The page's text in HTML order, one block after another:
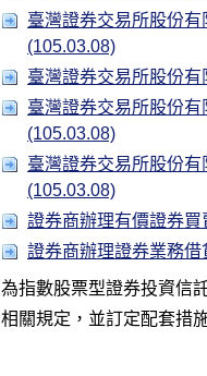
臺灣證券交易所股份
(105.03.08)
臺灣證券交易所股份
臺灣證券交易所股份
(105.03.08)
臺灣證券交易所股份
(105.03.08)
證券商辦理有價證券
證券商辦理證券業務
為指數股票型證券投資信